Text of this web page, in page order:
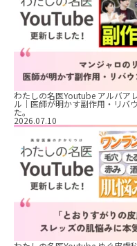
わたしの名医Youtube アルバア
ル｜医師が明かす副作用・リバ
た。
2026.07.10